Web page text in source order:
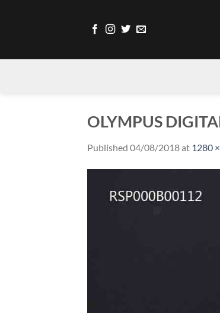
OLYMPUS
Published 04/08/2018at 1280